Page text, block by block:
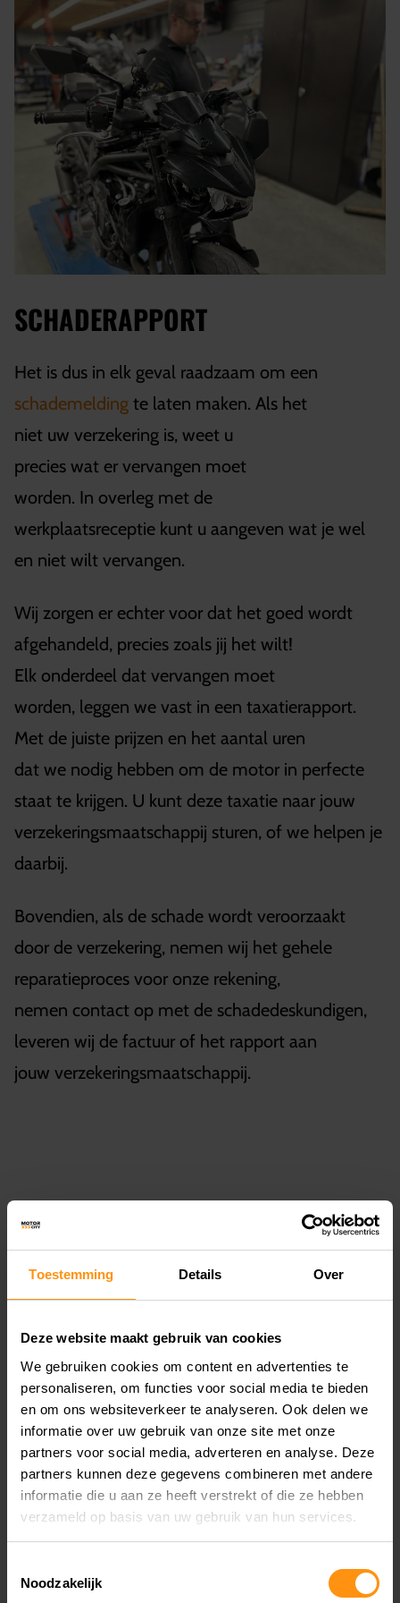
Toestemming Details Over
Deze website maakt gebruik van cookies
We gebruiken cookies om content en advertenties te
personaliseren, om functies voor social media te bieden
en om ons websiteverkeer te analyseren. Ook delen we
informatie over uw gebruik van onze site met onze
partners voor social media, adverteren en analyse. Deze
partners kunnen deze gegevens combineren met andere
informatie die u aan ze heeft verstrekt of die ze hebben
verzameld op basis van uw gebruik van hun services.
Noodzakelijk
SCHADERAPPORT
Het is dus in elk geval raadzaam om een ​​
schademelding te laten maken. Als het
niet uw verzekering is, weet u
precies wat er vervangen moet
worden. In overleg met de
werkplaatsreceptie kunt u aangeven wat je wel
en niet wilt vervangen.
Wij zorgen er echter voor dat het goed wordt
afgehandeld, precies zoals jij het wilt!
Elk onderdeel dat vervangen moet
worden, leggen we vast in een taxatierapport.
Met de juiste prijzen en het aantal uren
dat we nodig hebben om de motor in perfecte
staat te krijgen. U kunt deze taxatie naar jouw
verzekeringsmaatschappij sturen, of we helpen je
daarbij.
Bovendien, als de schade wordt veroorzaakt
door de verzekering, nemen wij het gehele
reparatieproces voor onze rekening,
nemen contact op met de schadedeskundigen,
leveren wij de factuur of het rapport aan
jouw verzekeringsmaatschappij.
HOE GAAT HET HERSTELPROCES IN
Z'N WERK
meestal als volgt:
Eerste inspectie:
Als de motor beschadigd is, moet deze eerst
inspecteren worden om precies te bepalen
waar de schade is en hoe erg deze is. Dit kan,
zoals hierboven beschreven, via een officieel
ingediend worden bij de verzekering, zodat